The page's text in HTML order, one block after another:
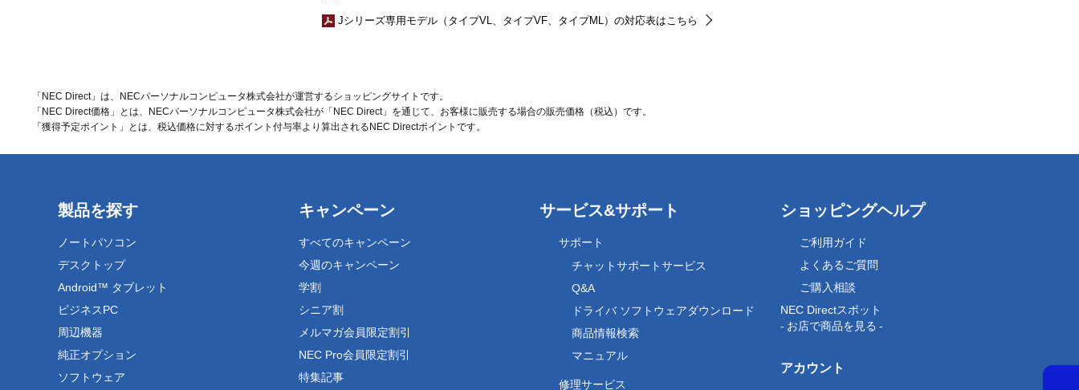
Jシリーズ専用モデル（タイプVL、タイプVF、タイプML）の対応表はこちら
「NEC Direct」は、NECパーソナルコンピュータ株式会社が運営するショッピングサイトです。
「NEC Direct価格」とは、NECパーソナルコンピュータ株式会社が「NEC Direct」を通じて、お客様に販売する場合の販売価格（税込 ）です。
「獲得予定ポイント」とは、税込価格に対するポイント付与率より算出されるNEC Directポイントです。
製品を探す
ノートパソコン
デスクトップ
Android™ タブレット
ビジネスPC
周辺機器
純正オプション
ソフトウェア
キャンペーン
すべてのキャンペーン
今週のキャンペーン
学割
シニア割
メルマガ会員限定割引
NEC Pro会員限定割引
特集記事
サービス&サポート
サポート
チャットサポートサービス
Q&A
ドライバ ソフトウェアダウンロード
商品情報検索
マニュアル
修理サービス
ショッピングヘルプ
ご利用ガイド
よくあるご質問
ご購入相談
NEC Directスポット
- お店で商品を見る -
アカウント